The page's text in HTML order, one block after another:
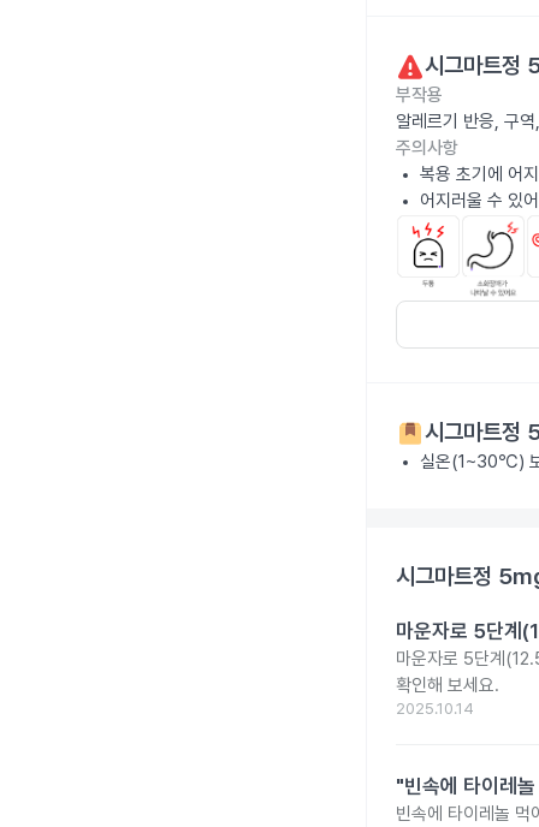
시그마트정
부작용
알레르기 반응, 구
주의사항
복용 초기에 어
어지러울 수 있
시그마트정
실온(1~30℃)
시그마트정
마운자로 5단계
마운자로 5단계
확인해 보세요.
2025.10.14
"빈속에 타이레
빈속에 타이레놀 먹